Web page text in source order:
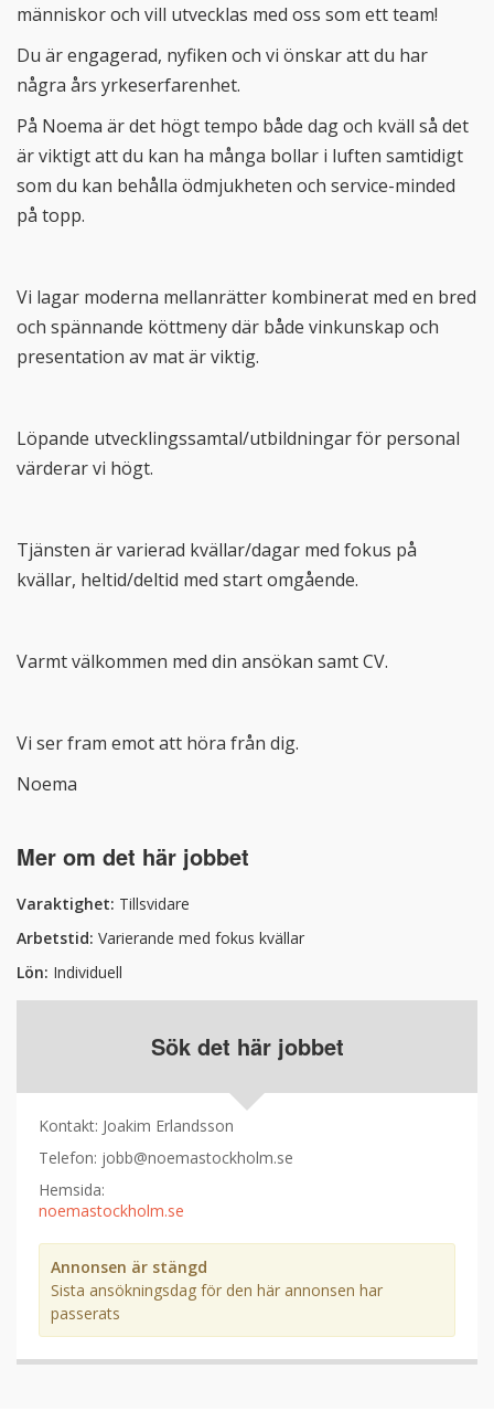
människor och vill utvecklas med oss som ett team!
Du är engagerad, nyfiken och vi önskar att du har
några års yrkeserfarenhet.
På Noema är det högt tempo både dag och kväll så det
är viktigt att du kan ha många bollar i luften samtidigt
som du kan behålla ödmjukheten och service-minded
på topp.
Vi lagar moderna mellanrätter kombinerat med en bred
och spännande köttmeny där både vinkunskap och
presentation av mat är viktig.
Löpande utvecklingssamtal/utbildningar för personal
värderar vi högt.
Tjänsten är varierad kvällar/dagar med fokus på
kvällar, heltid/deltid med start omgående.
Varmt välkommen med din ansökan samt CV.
Vi ser fram emot att höra från dig.
Noema
Mer om det här jobbet
Varaktighet: Tillsvidare
Arbetstid: Varierande med fokus kvällar
Lön: Individuell
Sök det här jobbet
Kontakt: Joakim Erlandsson
Telefon: jobb@noemastockholm.se
Hemsida:
noemastockholm.se
Annonsen är stängd
Sista ansökningsdag för den här annonsen har
passerats